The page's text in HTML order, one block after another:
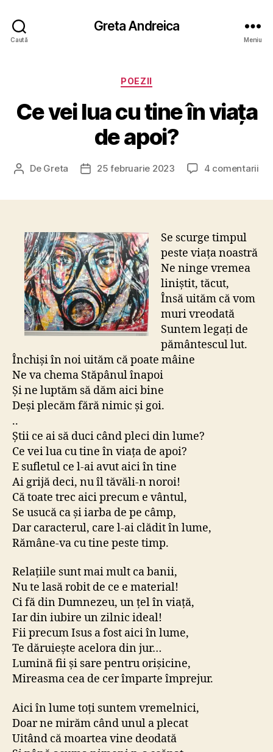
Caută
Greta Andreica
Meniu
Categorii
POEZII
Ce vei lua cu tine în viața
de apoi?
Autor
De Greta
Dată25 februarie 2023 4 comentariila
Se scurge timpul
peste viața noastră
Ne ninge vremea
liniștit, tăcut,
Însă uităm că vom
muri vreodată
Suntem legați de
pământescul lut.
Închiși în noi uităm că poate mâine
Ne va chema Stăpânul înapoi
Și ne luptăm să dăm aici bine
Deși plecăm fără nimic și goi.
..
Știi ce ai să duci când pleci din lume?
Ce vei lua cu tine în viața de apoi?
E sufletul ce l-ai avut aici în tine
Ai grijă deci, nu îl tăvăli-n noroi!
Că toate trec aici precum e vântul,
Se usucă ca și iarba de pe câmp,
Dar caracterul, care l-ai clădit în lume,
Rămâne-va cu tine peste timp.
Relațiile sunt mai mult ca banii,
Nu te lasă robit de ce e material!
Ci fă din Dumnezeu, un țel în viață,
Iar din iubire un zilnic ideal!
Fii precum Isus a fost aici în lume,
Te dăruiește acelora din jur…
Lumină fii și sare pentru orișicine,
Mireasma cea de cer împarte împrejur.
Aici în lume toți suntem vremelnici,
Doar ne mirăm când unul a plecat
Uitând că moartea vine deodată